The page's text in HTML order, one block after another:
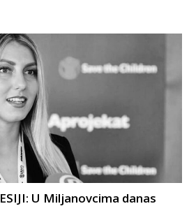
U Miljanovcima danas